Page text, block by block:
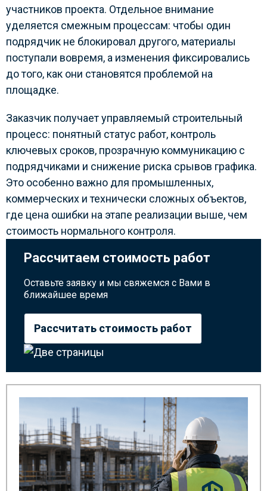
участников проекта. Отдельное внимание
уделяется смежным процессам: чтобы один
подрядчик не блокировал другого, материалы
поступали вовремя, а изменения фиксировались
до того, как они становятся проблемой на
площадке.
Заказчик получает управляемый строительный
процесс: понятный статус работ, контроль
ключевых сроков, прозрачную коммуникацию с
подрядчиками и снижение риска срывов графика.
Это особенно важно для промышленных,
коммерческих и технически сложных объектов,
где цена ошибки на этапе реализации выше, чем
стоимость нормального контроля.
Рассчитаем стоимость работ
Оставьте заявку и мы свяжемся с Вами в
ближайшее время
Рассчитать стоимость работ